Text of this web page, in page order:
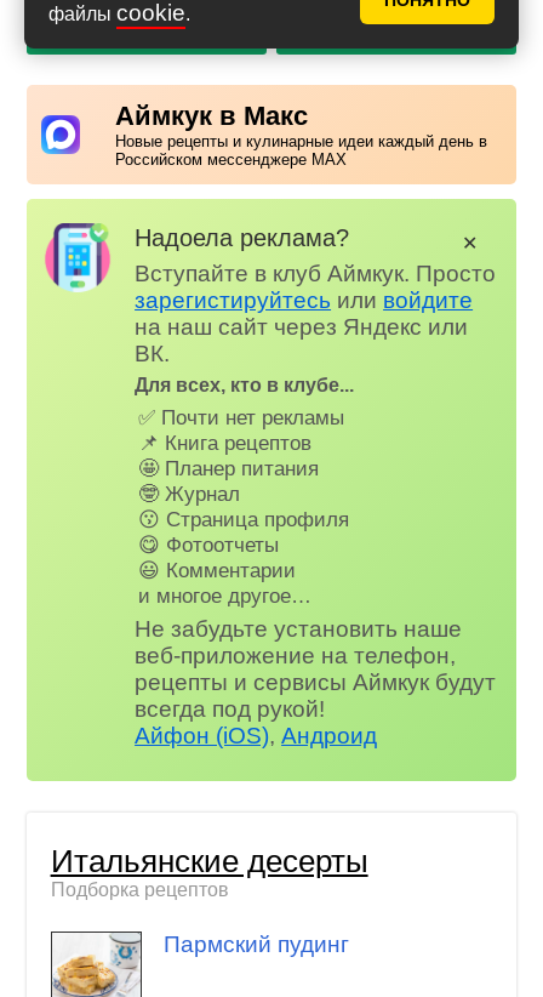
файлы cookie.
PDF с фото PDF без фото
Аймкук в Макс
Новые рецепты и кулинарные идеи каждый день в
Российском мессенджере MAX
Надоела реклама?
Вступайте в клуб Аймкук. Просто
зарегистируйтесь или войдите
на наш сайт через Яндекс или
ВК.
Для всех, кто в клубе...
✅ Почти нет рекламы
📌 Книга рецептов
🤩 Планер питания
🤓 Журнал
😗 Страница профиля
😋 Фотоотчеты
😃 Комментарии
и многое другое…
Не забудьте установить наше
веб-приложение на телефон,
рецепты и сервисы Аймкук будут
всегда под рукой!
Айфон (iOS),Андроид
✕
Итальянские десерты
Подборка рецептов
Пармский пудинг